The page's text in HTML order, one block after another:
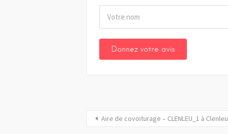
Aire de covoiturage – CLENLEU_1 à Clenleu